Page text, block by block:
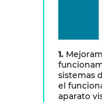
1.
sistemas
el
aparato